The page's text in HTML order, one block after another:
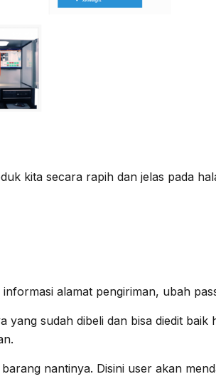
kita secara rapih dan jelas pada
alamat pengiriman, ubah
sudah dibeli dan bisa diedit baik
nantinya. Disini user akan